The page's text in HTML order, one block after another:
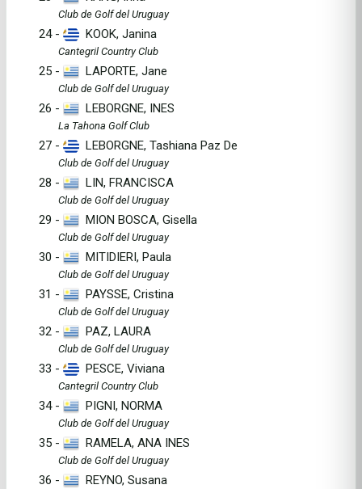
Club de Golf del Uruguay
24 - KOOK, Janina
Cantegril Country Club
25 - LAPORTE, Jane
Club de Golf del Uruguay
26 - LEBORGNE, INES
La Tahona Golf Club
27 - LEBORGNE, Tashiana Paz De
Club de Golf del Uruguay
28 - LIN, FRANCISCA
Club de Golf del Uruguay
29 - MION BOSCA, Gisella
Club de Golf del Uruguay
30 - MITIDIERI, Paula
Club de Golf del Uruguay
31 - PAYSSE, Cristina
Club de Golf del Uruguay
32 - PAZ, LAURA
Club de Golf del Uruguay
33 - PESCE, Viviana
Cantegril Country Club
34 - PIGNI, NORMA
Club de Golf del Uruguay
35 - RAMELA, ANA INES
Club de Golf del Uruguay
36 - REYNO, Susana